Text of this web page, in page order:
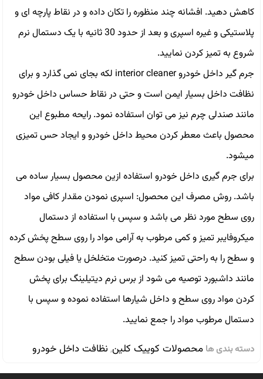
کاهش دهید. افشانه چند منظوره را تکان داده و در نقاط پارچه ای و
پلاستیکی و غیره اسپری و بعد از حدود 30 ثانیه با یک دستمال نرم
شروع به تمیز کردن نمایید.
جرم گير داخل خودرو interior cleaner لكه بجاى نمى گذارد و براى
نظافت داخل بسيار ايمن است و حتى در نقاط حساس داخل خودرو
مانند صندلى چرم نيز مى توان استفاده نمود. رايحه مطبوع اين
محصول باعث معطر كردن محيط داخل خودرو و ايجاد حس تميزى
ميشود.
براى جرم گيرى داخل خودرو استفاده ازين محصول بسيار ساده مى
باشد. روش مصرف اين محصول: اسپرى نمودن مقدار كافى مواد
روى سطح مورد نظر مى باشد و سپس با استفاده از دستمال
ميكروفايبر تميز و كمى مرطوب به آرامى مواد را روى سطح پخش كرده
و سطح را به راحتى تميز كنيد. درصورت متخلخل يا فيلى بودن سطح
مانند داشبورد توصيه مى شود از برس نرم ديتيلينگ براى پخش
كردن مواد روى سطح و داخل شيارها استفاده نموده و سپس با
دستمال مرطوب مواد را جمع نماييد.
دسته بندی ها محصولات کوییک کلین, نظافت داخل خودرو